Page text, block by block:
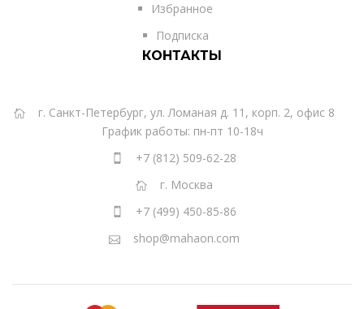
Избранное
Подписка
КОНТАКТЫ
г. Санкт-Петербург, ул. Ломаная д. 11, корп. 2, офис 8
График работы: пн-пт 10-18ч
+7 (812) 509-62-28
г. Москва
+7 (499) 450-85-86
shop@mahaon.com